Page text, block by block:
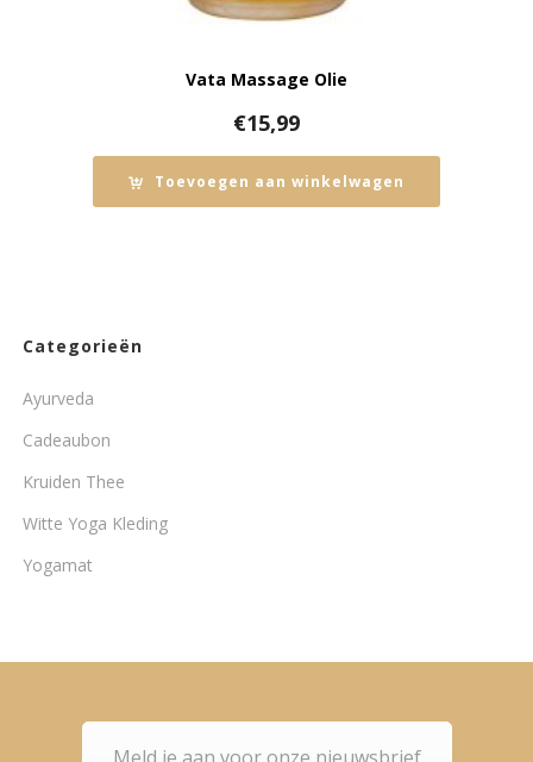
Vata Massage Olie
€15,99
Toevoegen aan winkelwagen
Categorieën
Ayurveda
Cadeaubon
Kruiden Thee
Witte Yoga Kleding
Yogamat